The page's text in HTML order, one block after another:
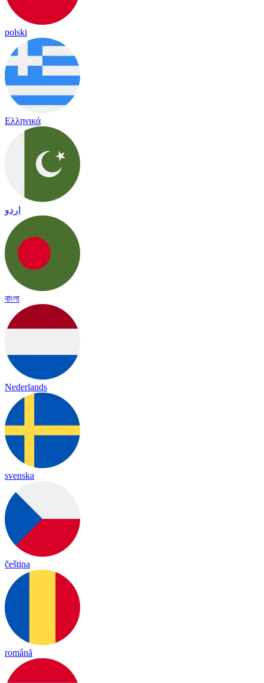
polski
Ελληνικά
اردو
বাংলা
Nederlands
svenska
čeština
română